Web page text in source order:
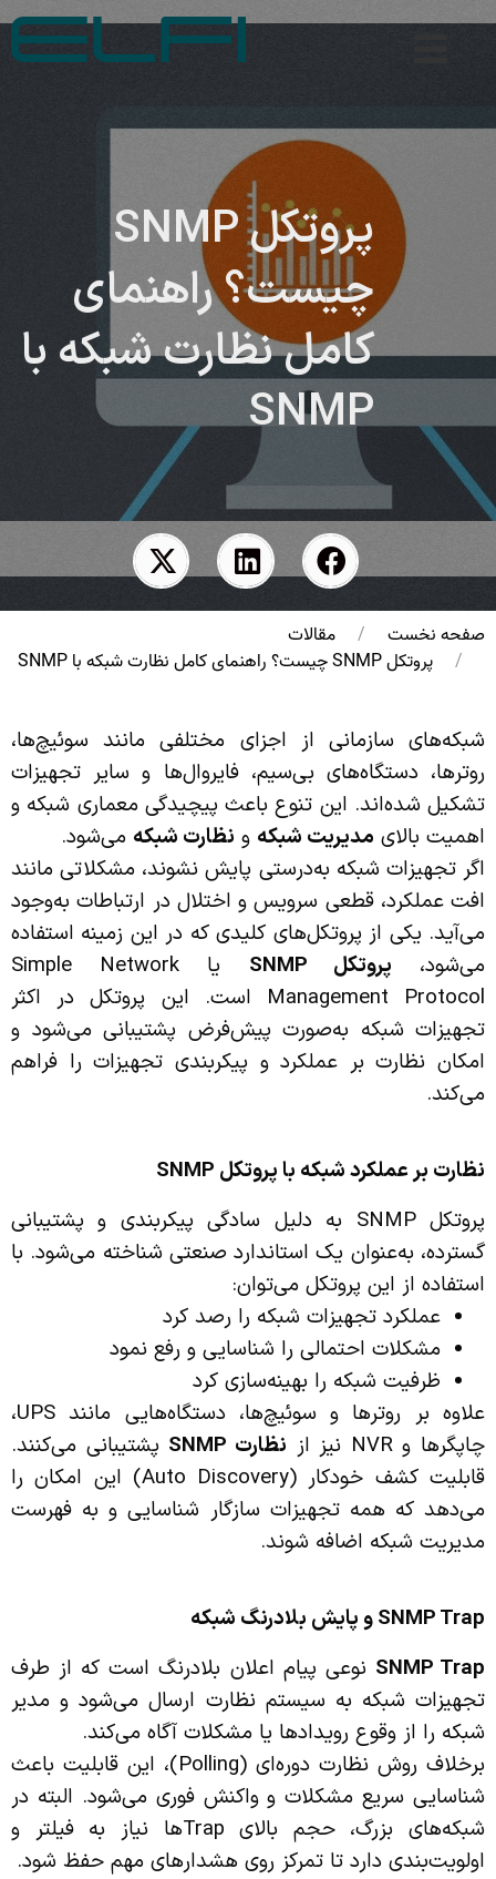
پروتکل SNMP
چیست؟ راهنمای
کامل نظارت شبکه با
SNMP
صفحه نخست
مقالات
پروتکل SNMP چیست؟ راهنمای کامل نظارت شبکه با SNMP
شبکه‌های سازمانی از اجزای مختلفی مانند سوئیچ‌ها،
روترها، دستگاه‌های بی‌سیم، فایروال‌ها و سایر تجهیزات
تشکیل شده‌اند. این تنوع باعث پیچیدگی معماری شبکه و
اهمیت بالای مدیریت شبکه و نظارت شبکه می‌شود.
اگر تجهیزات شبکه به‌درستی پایش نشوند، مشکلاتی مانند
افت عملکرد، قطعی سرویس و اختلال در ارتباطات به‌وجود
می‌آید. یکی از پروتکل‌های کلیدی که در این زمینه استفاده
می‌شود، پروتکل
یا Simple Network
Management Protocol است. این پروتکل در اکثر
تجهیزات شبکه به‌صورت پیش‌فرض پشتیبانی می‌شود و
امکان نظارت بر عملکرد و پیکربندی تجهیزات را فراهم
می‌کند.
نظارت بر عملکرد شبکه با پروتکل
پروتکل SNMP به دلیل سادگی پیکربندی و پشتیبانی
گسترده، به‌عنوان یک استاندارد صنعتی شناخته می‌شود. با
استفاده از این پروتکل می‌توان:
عملکرد تجهیزات شبکه را رصد کرد
مشکلات احتمالی را شناسایی و رفع نمود
ظرفیت شبکه را بهینه‌سازی کرد
علاوه بر روترها و سوئیچ‌ها، دستگاه‌هایی مانند UPS،
چاپگرها و NVR نیز از
نظارت
پشتیبانی می‌کنند.
قابلیت کشف خودکار (Auto Discovery) این امکان را
می‌دهد که همه تجهیزات سازگار شناسایی و به فهرست
مدیریت شبکه اضافه شوند.
SNMP Trapو پایش بلادرنگ شبکه
SNMP Trap نوعی پیام اعلان بلادرنگ است که از طرف
تجهیزات شبکه به سیستم نظارت ارسال می‌شود و مدیر
شبکه را از وقوع رویدادها یا مشکلات آگاه می‌کند.
برخلاف روش نظارت دوره‌ای (Polling)، این قابلیت باعث
شناسایی سریع مشکلات و واکنش فوری می‌شود. البته در
شبکه‌های بزرگ، حجم بالای Trapها نیاز به فیلتر و
اولویت‌بندی دارد تا تمرکز روی هشدارهای مهم حفظ شود.